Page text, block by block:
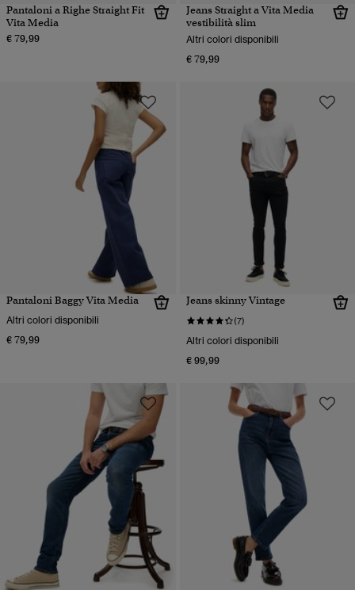
Pantaloni a Righe Straight Fit
Vita Media
€ 79,99
Jeans Straight a Vita Media
vestibilità slim
Altri colori disponibili
€ 79,99
Pantaloni Baggy Vita Media
Altri colori disponibili
€ 79,99
Jeans skinny Vintage
(7)
Altri colori disponibili
€ 99,99